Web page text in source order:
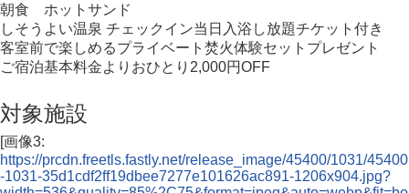
朝食 ホットサンド
しそうよい温泉 チェックイン当日入浴し放題チケット付き
客室前で楽しめるプライベート焚火体験セットプレゼント
ご宿泊基本料金よりおひとり2,000円OFF
対象施設
[画像3:
https://prcdn.freetls.fastly.net/release_image/45400/1031/45400
-1031-35d1cdf2ff19dbee7277e101626ac891-1206x904.jpg?